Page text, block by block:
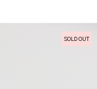
SOLD OUT